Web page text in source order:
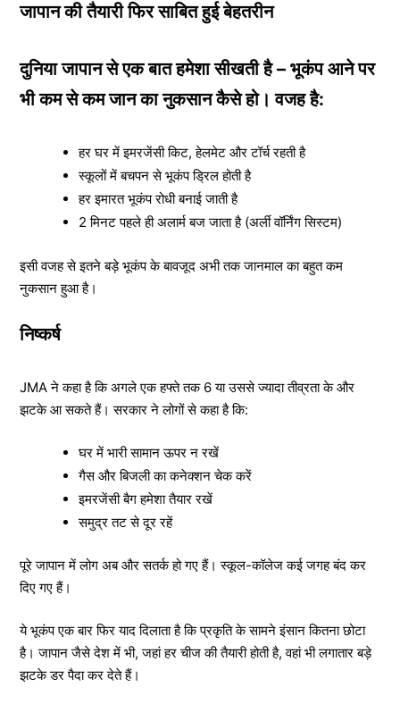
जापान की तैयारी फिर साबित हुई बेहतरीन
दुनिया जापान से एक बात हमेशा सीखती है – भूकंप आने पर
भी कम से कम जान का नुकसान कैसे हो। वजह है:
हर घर में इमरजेंसी किट, हेलमेट और टॉर्च रहती है
स्कूलों में बचपन से भूकंप ड्रिल होती है
हर इमारत भूकंप रोधी बनाई जाती है
2 मिनट पहले ही अलार्म बज जाता है (अर्ली वॉर्निंग सिस्टम)
इसी वजह से इतने बड़े भूकंप के बावजूद अभी तक जानमाल का बहुत कम
नुकसान हुआ है।
निष्कर्ष
JMA ने कहा है कि अगले एक हफ्ते तक 6 या उससे ज्यादा तीव्रता के और
झटके आ सकते हैं। सरकार ने लोगों से कहा है कि:
घर में भारी सामान ऊपर न रखें
गैस और बिजली का कनेक्शन चेक करें
इमरजेंसी बैग हमेशा तैयार रखें
समुद्र तट से दूर रहें
पूरे जापान में लोग अब और सतर्क हो गए हैं। स्कूल-कॉलेज कई जगह बंद कर
दिए गए हैं।
ये भूकंप एक बार फिर याद दिलाता है कि प्रकृति के सामने इंसान कितना छोटा
है। जापान जैसे देश में भी, जहां हर चीज की तैयारी होती है, वहां भी लगातार बड़े
झटके डर पैदा कर देते हैं।